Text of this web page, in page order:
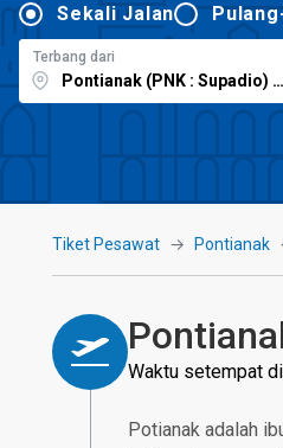
Sekali Jalan
Terbang dari
Tiket Pesawat Pontianak
Waktu setempat
Potianak adalah